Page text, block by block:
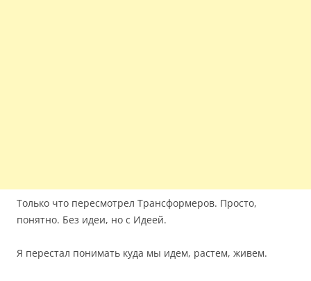
Только что пересмотрел Трансформеров. Просто,
понятно. Без идеи, но с Идеей.
Я перестал понимать куда мы идем, растем, живем.